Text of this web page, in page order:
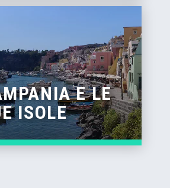
E LE
ISOLE